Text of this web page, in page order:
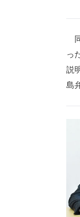
っ
説
島